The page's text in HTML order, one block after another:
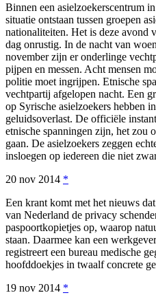
Binnen een asielzoekerscentrum in
situatie ontstaan tussen groepen
nationaliteiten. Het is deze avond
dag onrustig. In de nacht van
november zijn er onderlinge
pijpen en messen. Acht mensen
politie moet ingrijpen. Etnische
vechtpartij afgelopen nacht. Een
op Syrische asielzoekers hebben
geluidsoverlast. De officiële
etnische spanningen zijn, het zou
gaan. De asielzoekers zeggen
insloegen op iedereen die niet
20 nov 2014 *
Een krant komt met het nieuws
van Nederland de privacy
paspoortkopietjes op, waarop
staan. Daarmee kan een
registreert een bureau medische
hoofddoekjes in twaalf concrete
19 nov 2014 *